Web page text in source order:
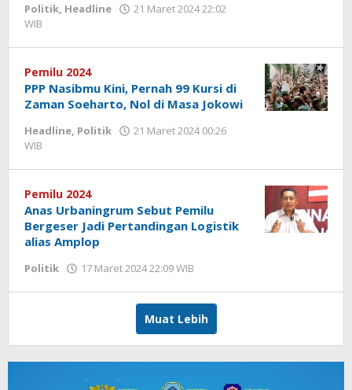
Politik, Headline
21 Maret 2024 22:02
WIB
Pemilu 2024
PPP Nasibmu Kini, Pernah 99 Kursi di
Zaman Soeharto, Nol di Masa Jokowi
Headline, Politik
21 Maret 2024 00:26
WIB
Pemilu 2024
Anas Urbaningrum Sebut Pemilu
Bergeser Jadi Pertandingan Logistik
alias Amplop
Politik 17 Maret 2024 22:09 WIB
Muat Lebih